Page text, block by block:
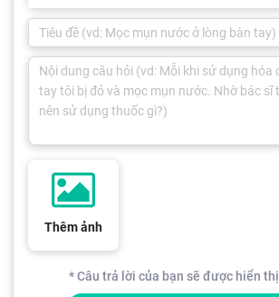
Thêm ảnh
* Câu trả lời của bạn sẽ được hiển